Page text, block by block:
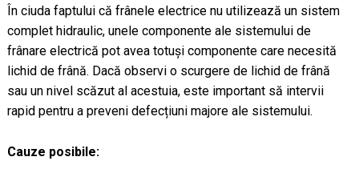
În ciuda faptului că frânele electrice nu utilizează un sistem
complet hidraulic, unele componente ale sistemului de
frânare electrică pot avea totuși componente care necesită
lichid de frână. Dacă observi o scurgere de lichid de frână
sau un nivel scăzut al acestuia, este important să intervii
rapid pentru a preveni defecțiuni majore ale sistemului.
Cauze posibile: